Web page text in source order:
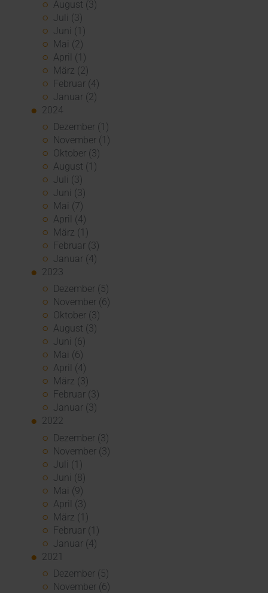
August (3)
Juli (3)
Juni (1)
Mai (2)
April (1)
März (2)
Februar (4)
Januar (2)
2024
Dezember (1)
November (1)
Oktober (3)
August (1)
Juli (3)
Juni (3)
Mai (7)
April (4)
März (1)
Februar (3)
Januar (4)
2023
Dezember (5)
November (6)
Oktober (3)
August (3)
Juni (6)
Mai (6)
April (4)
März (3)
Februar (3)
Januar (3)
2022
Dezember (3)
November (3)
Juli (1)
Juni (8)
Mai (9)
April (3)
März (1)
Februar (1)
Januar (4)
2021
Dezember (5)
November (6)